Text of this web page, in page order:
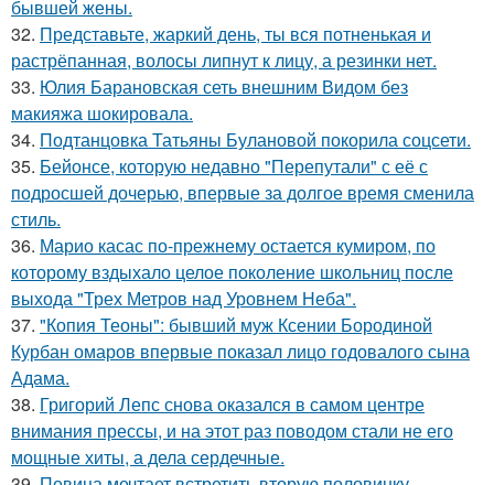
бывшей жены.
32. Представьте, жаркий день, ты вся потненькая и
растрёпанная, волосы липнут к лицу, а резинки нет.
33. Юлия Барановская сеть внешним Видом без
макияжа шокировала.
34. Подтанцовка Татьяны Булановой покорила соцсети.
35. Бейонсе, которую недавно "Перепутали" с её с
подросшей дочерью, впервые за долгое время сменила
стиль.
36. Марио касас по-прежнему остается кумиром, по
которому вздыхало целое поколение школьниц после
выхода "Трех Метров над Уровнем Неба".
37. "Копия Теоны": бывший муж Ксении Бородиной
Курбан омаров впервые показал лицо годовалого сына
Адама.
38. Григорий Лепс снова оказался в самом центре
внимания прессы, и на этот раз поводом стали не его
мощные хиты, а дела сердечные.